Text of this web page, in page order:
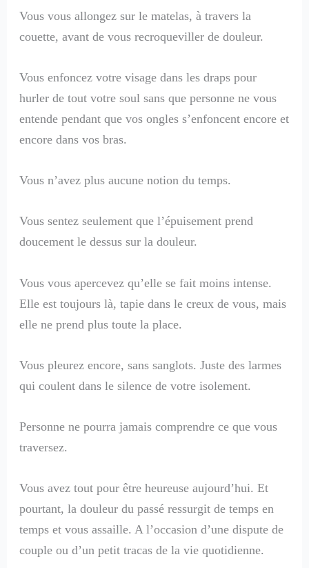
Vous vous allongez sur le matelas, à travers la
couette, avant de vous recroqueviller de douleur.
Vous enfoncez votre visage dans les draps pour
hurler de tout votre soul sans que personne ne vous
entende pendant que vos ongles s’enfoncent encore et
encore dans vos bras.
Vous n’avez plus aucune notion du temps.
Vous sentez seulement que l’épuisement prend
doucement le dessus sur la douleur.
Vous vous apercevez qu’elle se fait moins intense.
Elle est toujours là, tapie dans le creux de vous, mais
elle ne prend plus toute la place.
Vous pleurez encore, sans sanglots. Juste des larmes
qui coulent dans le silence de votre isolement.
Personne ne pourra jamais comprendre ce que vous
traversez.
Vous avez tout pour être heureuse aujourd’hui. Et
pourtant, la douleur du passé ressurgit de temps en
temps et vous assaille. A l’occasion d’une dispute de
couple ou d’un petit tracas de la vie quotidienne.